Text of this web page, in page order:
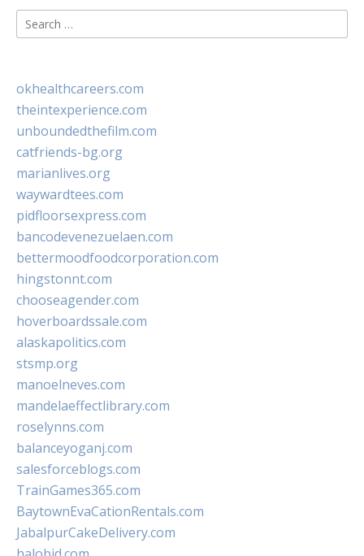
Search
for:
okhealthcareers.com
theintexperience.com
unboundedthefilm.com
catfriends-bg.org
marianlives.org
waywardtees.com
pidfloorsexpress.com
bancodevenezuelaen.com
bettermoodfoodcorporation.com
hingstonnt.com
chooseagender.com
hoverboardssale.com
alaskapolitics.com
stsmp.org
manoelneves.com
mandelaeffectlibrary.com
roselynns.com
balanceyoganj.com
salesforceblogs.com
TrainGames365.com
BaytownEvaCationRentals.com
JabalpurCakeDelivery.com